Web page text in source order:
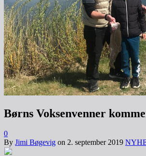
Børns Voksenvenner
0
By Jimi Bøgevig on 2. september 2019